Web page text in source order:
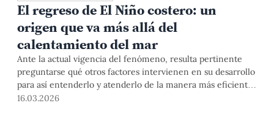
El regreso de El Niño costero: un
origen que va más allá del
calentamiento del mar
Ante la actual vigencia del fenómeno, resulta pertinente
preguntarse qué otros factores intervienen en su desarrollo
para así entenderlo y atenderlo de la manera más eficiente
posible. El profesor Adolfo Chamorro, de la sección
16.03.2026